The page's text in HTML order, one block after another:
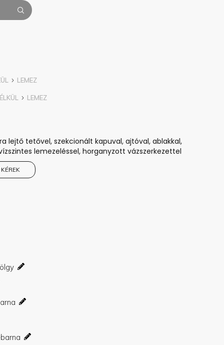
LEMEZ
LEMEZ
lejtő tetővel, szekcionált kapuval, ajtóval, ablakkal,
lemezeléssel, horganyzott vázszerkezettel